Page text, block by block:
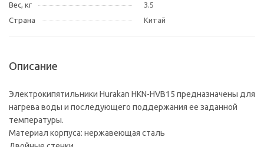
Вес, кг
3.5
Страна
Китай
Описание
Электрокипятильники Hurakan HKN-HVB15 предназначены для
нагрева воды и последующего поддержания ее заданной
температуры.
Материал корпуса: нержавеющая сталь